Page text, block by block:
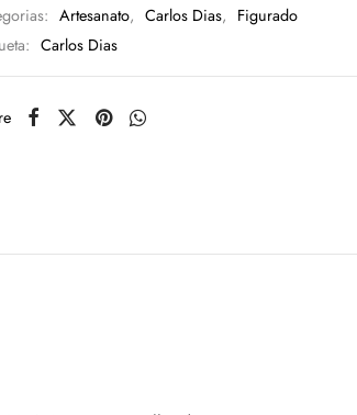
Artesanato, Carlos Dias, Figurado
Carlos Dias